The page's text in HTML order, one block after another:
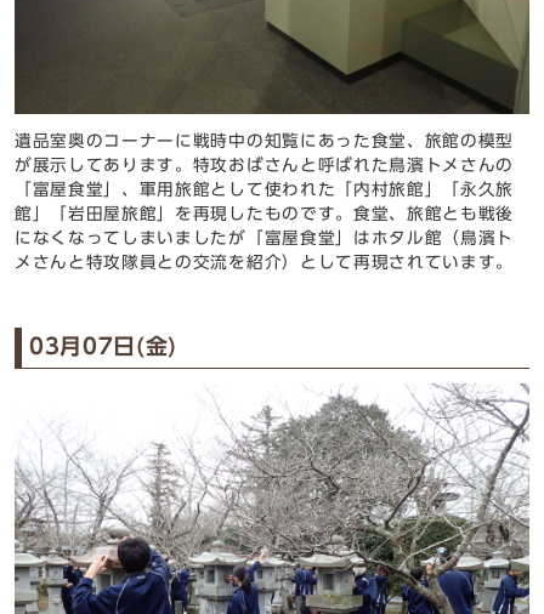
遺品室奥のコーナーに戦時中の知覧にあった食堂、旅館の模型
が展示してあります。特攻おばさんと呼ばれた鳥濱トメさんの
「富屋食堂」、軍用旅館として使われた「内村旅館」「永久旅
館」「岩田屋旅館」を再現したものです。食堂、旅館とも戦後
になくなってしまいましたが「富屋食堂」はホタル館（鳥濱ト
メさんと特攻隊員との交流を紹介）として再現されています。
03月07日(金)